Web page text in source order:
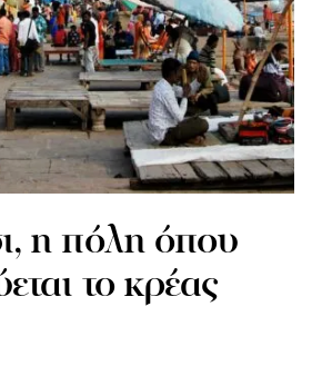
η πόλη όπου
το κρέας